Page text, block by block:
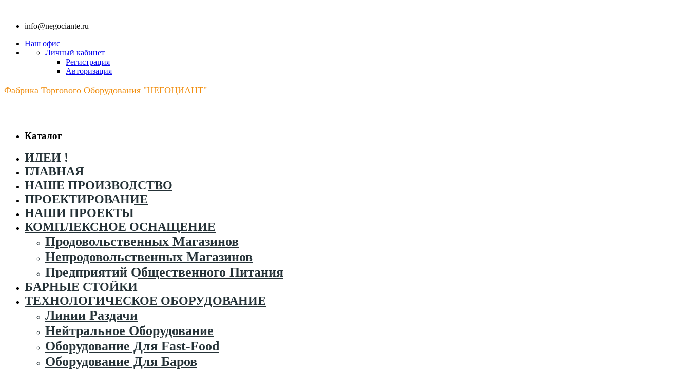
info@negociante.ru
Наш офис
Личный кабинет
Регистрация
Авторизация
Фабрика Торгового Оборудования "НЕГОЦИАНТ"
Каталог
ИДЕИ !
ГЛАВНАЯ
НАШЕ ПРОИЗВОДСТВО
ПРОЕКТИРОВАНИЕ
НАШИ ПРОЕКТЫ
КОМПЛЕКСНОЕ ОСНАЩЕНИЕ
Продовольственных Магазинов
Непродовольственных Магазинов
Предприятий Общественного Питания
БАРНЫЕ СТОЙКИ
ТЕХНОЛОГИЧЕСКОЕ ОБОРУДОВАНИЕ
Линии Раздачи
Нейтральное Оборудование
Оборудование Для Fast-Food
Оборудование Для Баров